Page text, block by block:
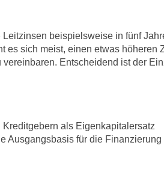
beispielsweise in fünf
es sich meist, einen etwas höheren
Entscheidend ist der
als Eigenkapitalersatz
Ausgangsbasis für die Finanzierung